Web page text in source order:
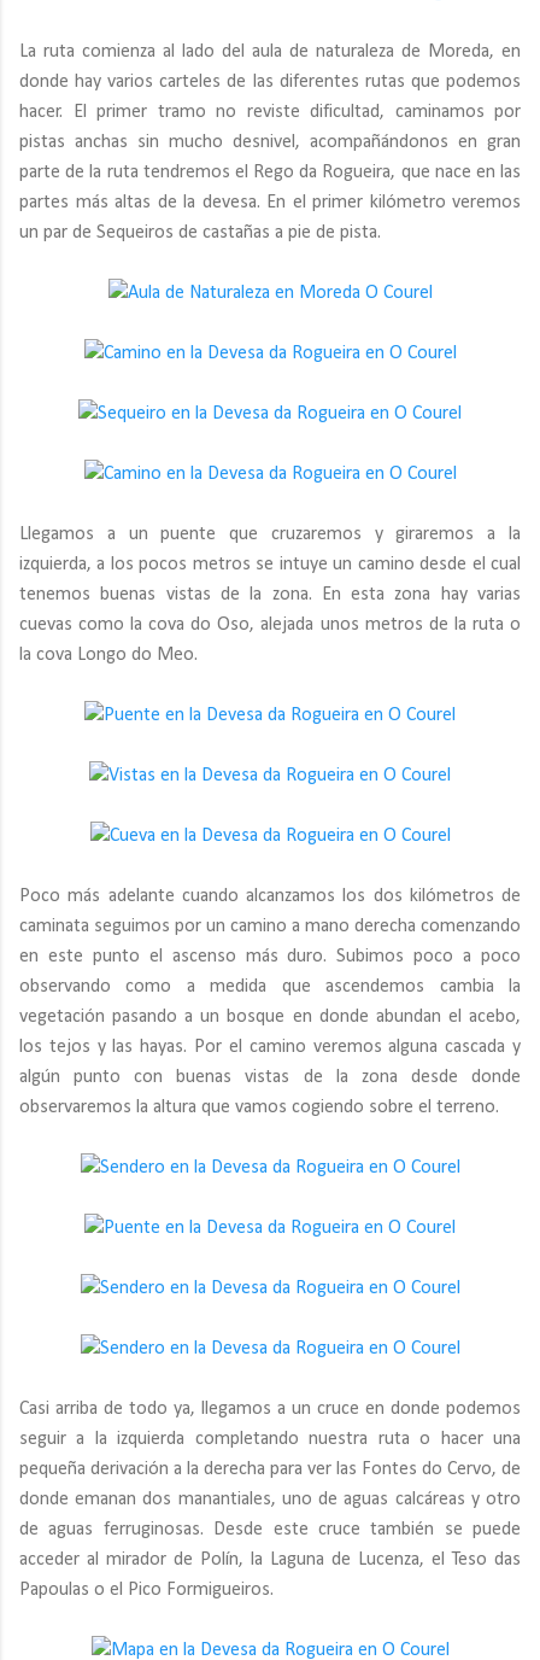
La ruta comienza al lado del aula de naturaleza de Moreda, en
donde hay varios carteles de las diferentes rutas que podemos
hacer. El primer tramo no reviste dificultad, caminamos por
pistas anchas sin mucho desnivel, acompañándonos en gran
parte de la ruta tendremos el Rego da Rogueira, que nace en las
partes más altas de la devesa. En el primer kilómetro veremos
un par de Sequeiros de castañas a pie de pista.
Llegamos a un puente que cruzaremos y giraremos a la
izquierda, a los pocos metros se intuye un camino desde el cual
tenemos buenas vistas de la zona. En esta zona hay varias
cuevas como la cova do Oso, alejada unos metros de la ruta o
la cova Longo do Meo.
Poco más adelante cuando alcanzamos los dos kilómetros de
caminata seguimos por un camino a mano derecha comenzando
en este punto el ascenso más duro. Subimos poco a poco
observando como a medida que ascendemos cambia la
vegetación pasando a un bosque en donde abundan el acebo,
los tejos y las hayas. Por el camino veremos alguna cascada y
algún punto con buenas vistas de la zona desde donde
observaremos la altura que vamos cogiendo sobre el terreno.
Casi arriba de todo ya, llegamos a un cruce en donde podemos
seguir a la izquierda completando nuestra ruta o hacer una
pequeña derivación a la derecha para ver las Fontes do Cervo, de
donde emanan dos manantiales, uno de aguas calcáreas y otro
de aguas ferruginosas. Desde este cruce también se puede
acceder al mirador de Polín, la Laguna de Lucenza, el Teso das
Papoulas o el Pico Formigueiros.